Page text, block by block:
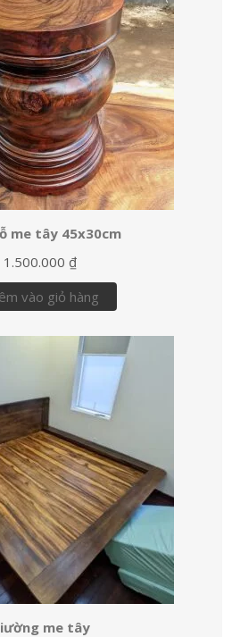
me tây 45x30cm
1.500.000 ₫
vào giỏ hàng
me tây